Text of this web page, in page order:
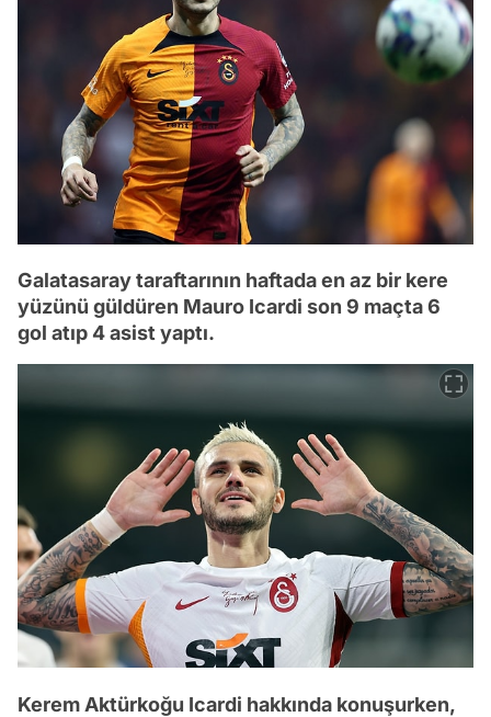
Galatasaray taraftarının haftada en az bir kere
yüzünü güldüren Mauro Icardi son 9 maçta 6
gol atıp 4 asist yaptı.
Kerem Aktürkoğu Icardi hakkında konuşurken,